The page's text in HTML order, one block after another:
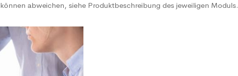
können abweichen, siehe Produktbeschreibung des jeweiligen Moduls.